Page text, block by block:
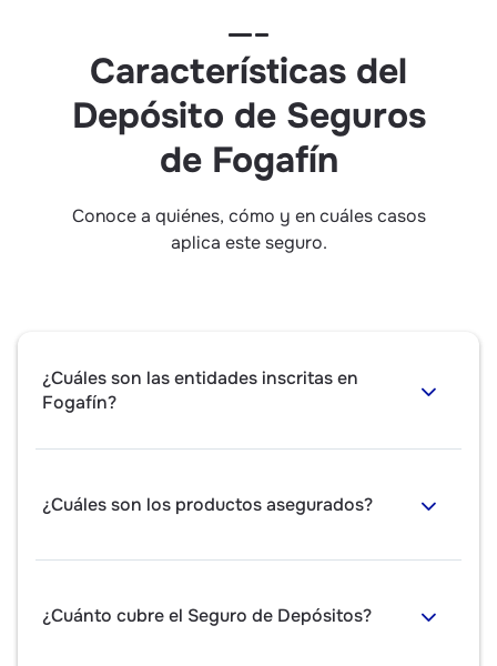
Características del
Depósito de Seguros
de Fogafín
Conoce a quiénes, cómo y en cuáles casos
aplica este seguro.
¿Cuáles son las entidades inscritas en
Fogafín?
¿Cuáles son los productos asegurados?
¿Cuánto cubre el Seguro de Depósitos?